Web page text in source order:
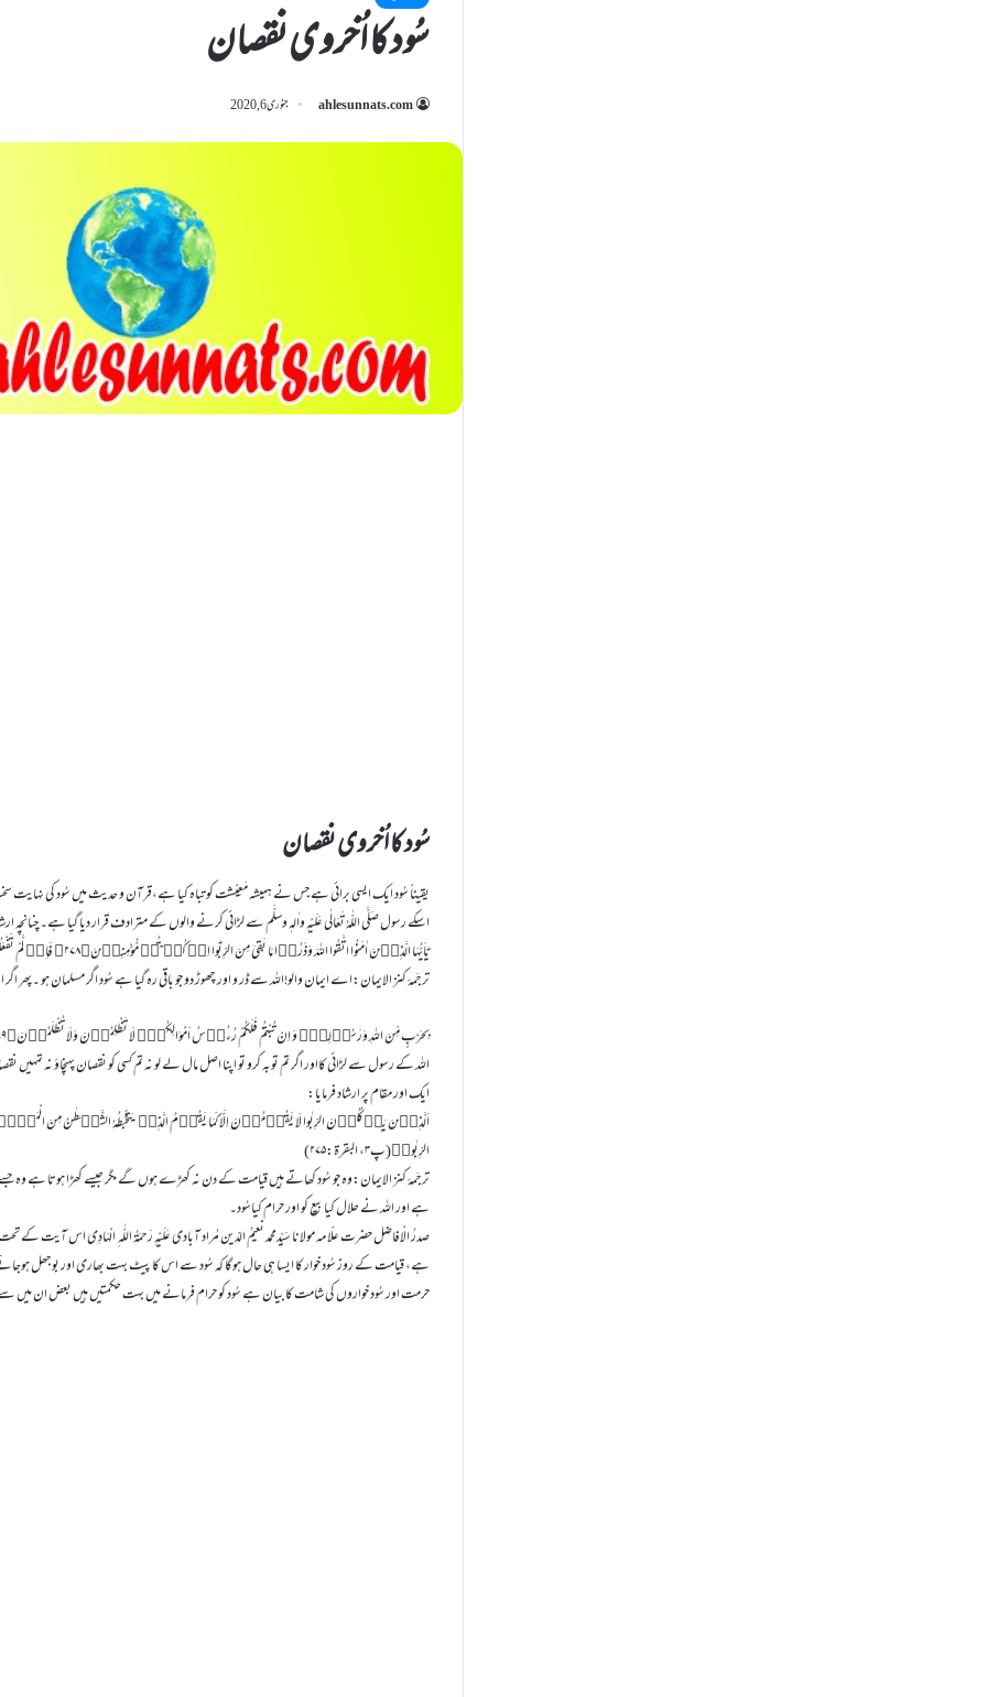
سُود کا اُخروی نقصان
ahlesunnats.com جنوری 6, 2020
سُود کا اُخروی نقصان
یقیناً سُود ایک ایسی برائی ہے جس نے ہمیشہ مَعِیْشت کو تباہ کیا ہے،قرآن و حدیث میں سُود کی نہایت
اسکے رسول صَلَّی اللّٰہُ تَعَالٰی عَلَیْہِ واٰلہٖ وسلَّم سے لڑائی کرنے والوں کے مترادف قرار دیا گیا ہے۔ چنانچہ
یٰۤاَیُّہَا الَّذِیۡنَ اٰمَنُوا اتَّقُوا اللہَ وَذَرُوۡا مَا بَقِیَ مِنَ الرِّبٰۤوا اِنۡ کُنۡتُمۡ مُّؤْمِنِیۡنَ﴿۲۷۸﴾ فَاِنۡ لَّمْ تَفْعَلُوۡا فَاۡذَنُوۡا
ترجَمۂ کنز الایمان:اے ایمان والو!اللہ سے ڈر و اور چھوڑ دو جو باقی رہ گیا ہے سُود اگر مسلمان ہو ۔پھر اگر
بِحَرْبٍ مِّنَ اللہِ وَرَسُوۡلِہٖۚ وَ اِنْ تُبْتُمْ فَلَکُمْ رُءُوۡسُ اَمْوَالِکُمْۚ لَا تَظْلِمُوۡنَ وَلَا تُظْلَمُوۡنَ﴿۲۷۹﴾ (پ۳، البقرۃ:۲۷۹)
اللہ کے رسول سے لڑائی کااور اگر تم توبہ کرو تو اپنا اصل مال لے لو نہ تم کسی کو نقصان پہنچاؤ نہ تمہیں
ایک اور مقام پر ارشاد فرمایا:
اَلَّذِیۡنَ یَاۡکُلُوۡنَ الرِّبٰوا لَا یَقُوۡمُوۡنَ اِلَّا کَمَا یَقُوۡمُ الَّذِیۡ یَتَخَبَّطُہُ الشَّیۡطٰنُ مِنَ الْمَسِّؕ
الرِّبٰواؕ(پ۳، البقرۃ:۲۷۵)
ترجَمۂ کنز الایمان:وہ جو سُود کھاتے ہیں قیامت کے دن نہ کھڑے ہوں گے مگر جیسے کھڑا ہوتا ہے وہ
ہے اور اللہ نے حلال کیا بیع کو اور حرام کیاسُود۔
صدرُ الْافاضل حضرت علّامہ مولانا سَیِّدمحمد نعیمُ الدّین مُراد آبادی عَلَیْہِ رَحمَۃُ اللّٰہ ِ الْہَادِی اس آیت کے
ہے، قیامت کے روز سُود خوار کا ایسا ہی حال ہوگا کہ سُود سے اس کا پیٹ بہت بھاری اور بوجھل
حرمت اور سُود خواروں کی شامت کا بیان ہے سُود کو حرام فرمانے میں بہت حکمتیں ہیں بعض ان میں